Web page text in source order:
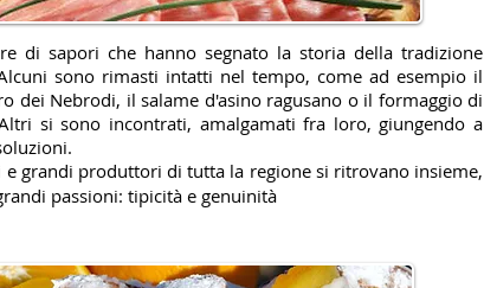
di sapori che hanno segnato la storia della tradizione
sono rimasti intatti nel tempo, come ad esempio il
dei Nebrodi, il salame d'asino ragusano o il formaggio di
si sono incontrati, amalgamati fra loro, giungendo a
e grandi produttori di tutta la regione si ritrovano insieme,
passioni: tipicità e genuinità